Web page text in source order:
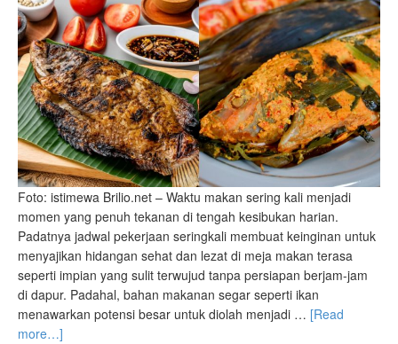
Foto: istimewa Brilio.net – Waktu makan sering kali menjadi
momen yang penuh tekanan di tengah kesibukan harian.
Padatnya jadwal pekerjaan seringkali membuat keinginan untuk
menyajikan hidangan sehat dan lezat di meja makan terasa
seperti impian yang sulit terwujud tanpa persiapan berjam-jam
di dapur. Padahal, bahan makanan segar seperti ikan
menawarkan potensi besar untuk diolah menjadi … [Read
more…]